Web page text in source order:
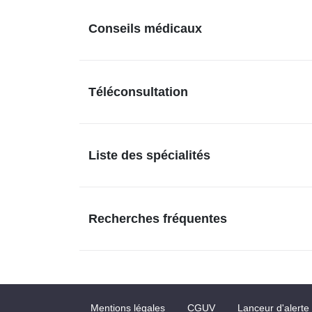
Conseils médicaux
Téléconsultation
Liste des spécialités
Recherches fréquentes
Mentions légales CGUV Lanceur d'alerte